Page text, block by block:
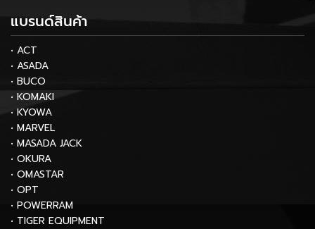
แบรนด์สินค้า
• ACT
• ASADA
• BUCO
• KOMAKI
• KYOWA
• MARVEL
• MASADA JACK
• OKURA
• OMASTAR
• OPT
• POWERRAM
• TIGER EQUIPMENT